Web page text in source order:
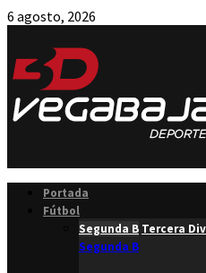
6 agosto, 2026
Portada
Fútbol
Segunda B Tercera
Segunda B